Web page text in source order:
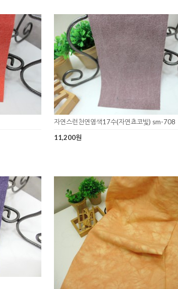
자연스런천연염색17수(자연쵸코빛) sm-708
11,200원